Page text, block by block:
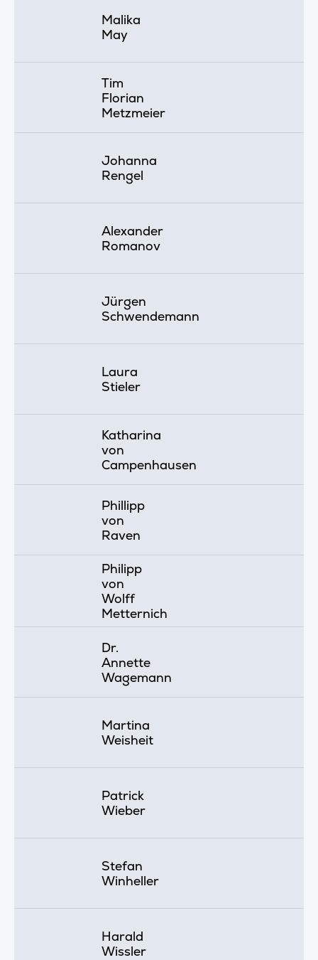
Malika
May
Tim
Florian
Metzmeier
Johanna
Rengel
Alexander
Romanov
Jürgen
Schwendemann
Laura
Stieler
Katharina
von
Campenhausen
Phillipp
von
Raven
Philipp
von
Wolff
Metternich
Dr.
Annette
Wagemann
Martina
Weisheit
Patrick
Wieber
Stefan
Winheller
Harald
Wissler